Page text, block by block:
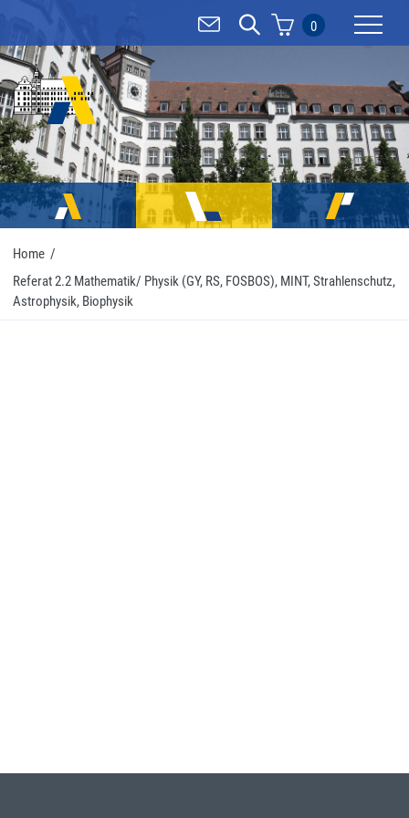
0
Home /
Referat 2.2 Mathematik/ Physik (GY, RS, FOSBOS), MINT, Strahlenschutz,
Astrophysik, Biophysik